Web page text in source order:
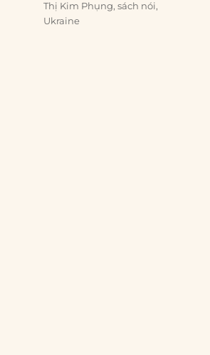
Thị Kim Phụng,sách nói,
Ukraine